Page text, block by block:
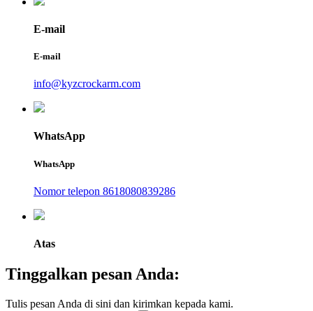
E-mail
E-mail
info@kyzcrockarm.com
WhatsApp
WhatsApp
Nomor telepon 8618080839286
Atas
Tinggalkan pesan Anda:
Tulis pesan Anda di sini dan kirimkan kepada kami.